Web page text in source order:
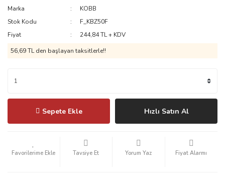
Marka
KOBB
Stok Kodu
F_KBZ50F
Fiyat
244,84 TL + KDV
56,69 TL den başlayan taksitlerle!!
Sepete Ekle Hızlı Satın Al
Tavsiye Et Yorum Yaz Fiyat Alarmı